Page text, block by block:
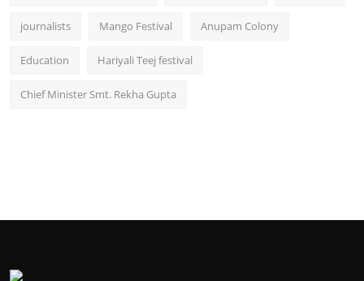
journalists Mango Festival Anupam Colony
Education Hariyali Teej festival
Chief Minister Smt. Rekha Gupta